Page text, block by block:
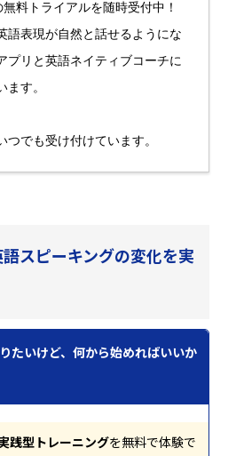
料トライアルを随時受付中！
語表現が自然と話せるようにな
プリと英語ネイティブコーチに
ます。
つでも受け付けています。
スピーキングの変化を実
たいけど、何から始めればいいか
践型トレーニングを無料で体験で